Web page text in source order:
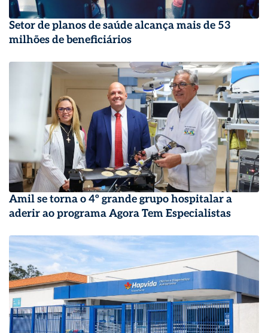
Setor de planos de saúde alcança mais de 53
milhões de beneficiários
Amil se torna o 4º grande grupo hospitalar a
aderir ao programa Agora Tem Especialistas